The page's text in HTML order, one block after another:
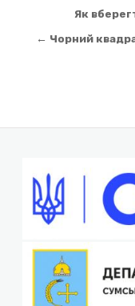
Навігація
записів
Як
← Чорний